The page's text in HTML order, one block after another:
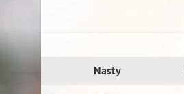
Nasty